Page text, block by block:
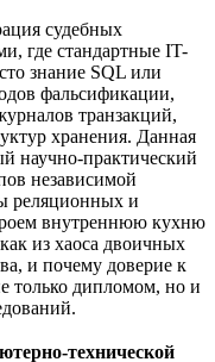
судебных
где стандартные IT-
знание SQL или
фальсификации,
транзакций,
хранения. Данная
научно-практический
независимой
реляционных и
внутреннюю кухню
из хаоса двоичных
и почему доверие к
только дипломом, но и
технической